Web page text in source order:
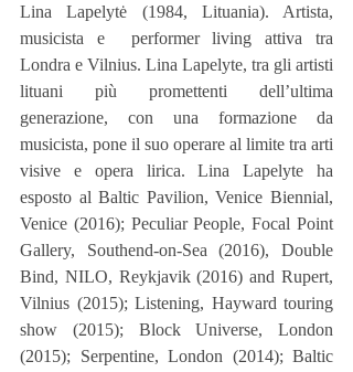
Lina Lapelytė (1984, Lituania). Artista,
musicista e  performer living attiva tra
Londra e Vilnius. Lina Lapelyte, tra gli artisti
lituani più promettenti dell’ultima
generazione, con una formazione da
musicista, pone il suo operare al limite tra arti
visive e opera lirica. Lina Lapelyte ha
esposto al Baltic Pavilion, Venice Biennial,
Venice (2016); Peculiar People, Focal Point
Gallery, Southend-on-Sea (2016), Double
Bind, NILO, Reykjavik (2016) and Rupert,
Vilnius (2015); Listening, Hayward touring
show (2015); Block Universe, London
(2015); Serpentine, London (2014); Baltic